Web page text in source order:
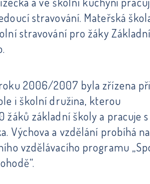
stravování. Mateřská
stravování pro žáky
2006/2007 byla zřízena
i školní družina, kterou
žáků základní školy a pracuje
Výchova a vzdělání probíhá na
vzdělávacího programu